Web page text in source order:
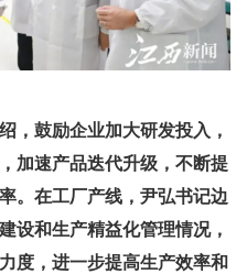
，鼓励企业加大研发投入，
加速产品迭代升级，不断提
。在工厂产线，尹弘书记边
设和生产精益化管理情况，
度，进一步提高生产效率和